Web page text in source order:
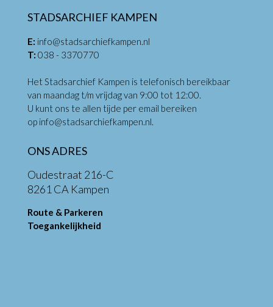
STADSARCHIEF KAMPEN
E: info@stadsarchiefkampen.nl
T: 038 - 3370770
Het Stadsarchief Kampen is telefonisch bereikbaar
van maandag t/m vrijdag van 9:00 tot 12:00.
U kunt ons te allen tijde per email bereiken
op info@stadsarchiefkampen.nl
ONS ADRES
Oudestraat 216-C
8261 CA Kampen
Route & Parkeren
Toegankelijkheid